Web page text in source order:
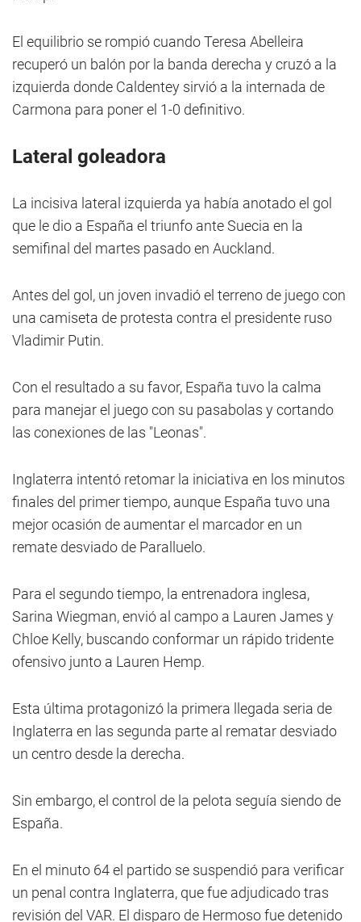
El equilibrio se rompió cuando Teresa Abelleira
recuperó un balón por la banda derecha y cruzó a la
izquierda donde Caldentey sirvió a la internada de
Carmona para poner el 1-0 definitivo.
Lateral goleadora
La incisiva lateral izquierda ya había anotado el gol
que le dio a España el triunfo ante Suecia en la
semifinal del martes pasado en Auckland.
Antes del gol, un joven invadió el terreno de juego con
una camiseta de protesta contra el presidente ruso
Vladimir Putin.
Con el resultado a su favor, España tuvo la calma
para manejar el juego con su pasabolas y cortando
las conexiones de las "Leonas".
Inglaterra intentó retomar la iniciativa en los minutos
finales del primer tiempo, aunque España tuvo una
mejor ocasión de aumentar el marcador en un
remate desviado de Paralluelo.
Para el segundo tiempo, la entrenadora inglesa,
Sarina Wiegman, envió al campo a Lauren James y
Chloe Kelly, buscando conformar un rápido tridente
ofensivo junto a Lauren Hemp.
Esta última protagonizó la primera llegada seria de
Inglaterra en las segunda parte al rematar desviado
un centro desde la derecha.
Sin embargo, el control de la pelota seguía siendo de
España.
En el minuto 64 el partido se suspendió para verificar
un penal contra Inglaterra, que fue adjudicado tras
revisión del VAR. El disparo de Hermoso fue detenido